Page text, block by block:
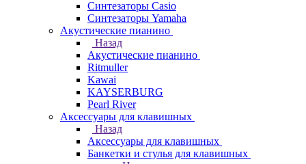
Синтезаторы Casio
Синтезаторы Yamaha
Акустические пианино
Назад
Акустические пианино
Ritmuller
Kawai
KAYSERBURG
Pearl River
Аксессуары для клавишных
Назад
Аксессуары для клавишных
Банкетки и стулья для клавишных